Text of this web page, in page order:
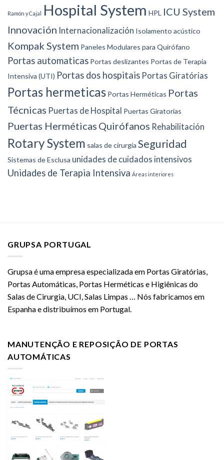
Ramón y Cajal Hospital System HPL ICU System
Innovación Internacionalización Isolamento acústico
Kompak System Paneles Modulares para Quirófano
Portas automaticas Portas deslizantes Portas de Terapia
Intensiva (UTI) Portas dos hospitais Portas Giratórias
Portas hermeticas Portas Herméticas Portas
Técnicas Puertas de Hospital Puertas Giratorias
Puertas Herméticas Quirófanos Rehabilitación
Rotary System salas de cirurgia Seguridad
Sistemas de Esclusa unidades de cuidados intensivos
Unidades de Terapia Intensiva Áreas interiores
GRUPSA PORTUGAL
Grupsa é uma empresa especializada em Portas Giratórias,
Portas Automáticas, Portas Herméticas e Higiênicas do
Salas de Cirurgia, UCI, Salas Limpas … Nós fabricamos em
Espanha e distribuímos em Portugal.
MANUTENÇÃO E REPOSIÇÃO DE PORTAS
AUTOMÁTICAS